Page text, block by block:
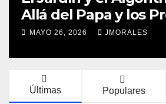
Allá del Papa y los
Silicon Valley (*)
MAYO 26, 2026 JMORALES
Últimas Populares